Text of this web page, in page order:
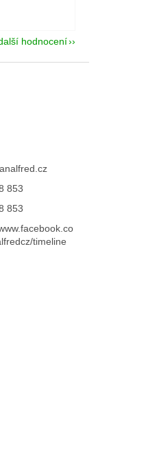
hodnocení
853
853
timeline